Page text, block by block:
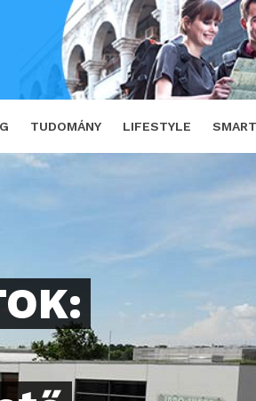
TUDOMÁNY LIFESTYLE
az önvezető járművek